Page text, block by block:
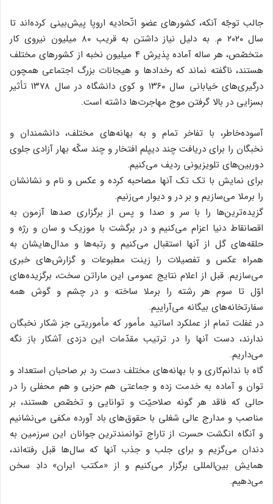
جالب توجّه آنکه، کشورهای عضو اتّحادیه اروپا پیش‌بینی کرده‌اند تا
سال ۲۰۲۰ م. به دلیل نیاز داشتن به قریب ۸۰ میلیون نیروی کار
متخصّص، هر ساله آماده پذیرش ۴ میلیون نخبه از کشورهای مختلف
هستند، ناگفته نماند که رخدادها و هیجانات بزرگ اجتماعی همچون
درگیری‌های خیابانی سال ۱۳۶۰ و کوی دانشگاه در سال ۱۳۷۸ تأثیر
بسزایی در بالا گرفتن موج مهاجرت‌ها داشته است.
آسوده‌خاطر، با تفاخر تمام و به بهانه‌های مختلف، دانشمندان و
نخبگان را برای دریافت چند دیپلم افتخار و چند سکّه بهار آزادی جلوی
دوربین‌های تلویزیونی ردیف می‌کنیم.
برای نمایش با تک تک آنها مصاحبه کرده و عکس و نام و نشانشان
را برملا می‌سازیم و بر در و دیوار می‌زنیم.
گزیده‌ترین‌ها را با سر و صدا و پس از برگزاری صدها آزمون به
اقصانقاط دنیا اعزام می‌کنیم و در برگشت با موزیک و سان و رژه و
حلقه‌های گل از آنها استقبال می‌کنیم و رتبه‌ها و مدال‌هایشان به
همراه عکس و تفصیلات را زینت مطبوعات و گزارش‌های خبری
می‌سازیم. قبل از اعلام نتایج عمومی این ماراتن سخت، برگزیده‌های
اوّل تا سوم هر رشته را برملا ساخته و در چشم و گوش همه
سفارتخانه‌های بیگانه می‌آراییم.
در غفلت تمام از عملکرد اساتید مأمور که مأموریتی جز شکار نخبگان
ندارند، دست آنها را در ترتیب مقدّمات این دزدی آشکار باز نگه
می‌داریم.
گاه با ندانم‌کاری و با بهانه‌های مختلف دست رد بر صاحبان استعداد و
توان و آماده به خدمت زده و جماعتی هم حزبی و هم محفلی را در
حالی که فاقد هر گونه صلاحیّت و توانایی و تخصّص هستند، بر
مناصب و مدارج عالی شغلی با حقوق‌های باد آورده مکفی می‌نشانیم
و آنگاه انگشت حسرت از تاراج توانمندترین جوانان این سرزمین به
دندان می‌گزیم و برای جلب و جذب آنها که سال‌ها قبل رفته‌اند،
همایش بین‌المللی برگزار می‌کنیم و از «مکتب ایران» دادِ سخن
می‌دهیم.